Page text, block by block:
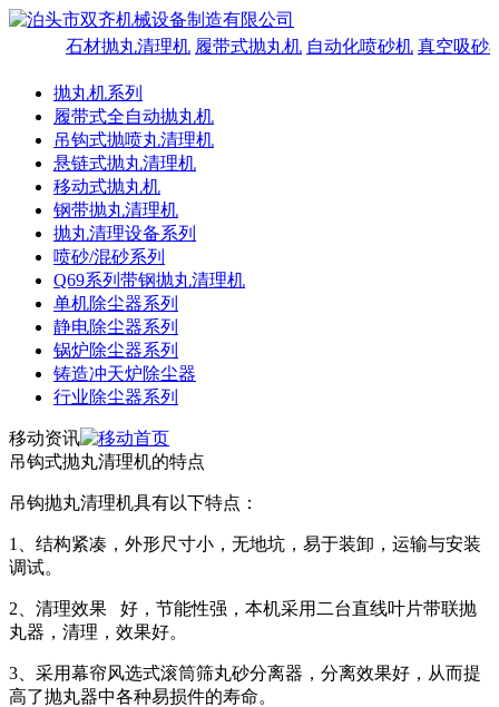
石材抛丸清理机 履带式抛丸机 自动化喷砂机 真空吸砂
抛丸机系列
履带式全自动抛丸机
吊钩式抛喷丸清理机
悬链式抛丸清理机
移动式抛丸机
钢带抛丸清理机
抛丸清理设备系列
喷砂/混砂系列
Q69系列带钢抛丸清理机
单机除尘器系列
静电除尘器系列
锅炉除尘器系列
铸造冲天炉除尘器
行业除尘器系列
移动资讯
吊钩式抛丸清理机的特点
吊钩抛丸清理机具有以下特点：
1、结构紧凑，外形尺寸小，无地坑，易于装卸，运输与安装
调试。
2、清理效果 好，节能性强，本机采用二台直线叶片带联抛
丸器，清理，效果好。
3、采用幕帘风选式滚筒筛丸砂分离器，分离效果好，从而提
高了抛丸器中各种易损件的寿命。